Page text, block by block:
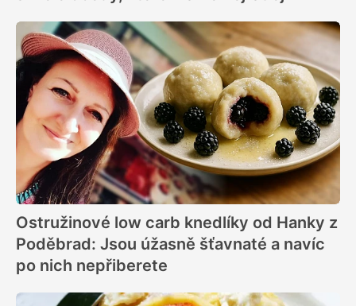
Ostružinové low carb knedlíky od Hanky z
Poděbrad: Jsou úžasně šťavnaté a navíc
po nich nepřiberete